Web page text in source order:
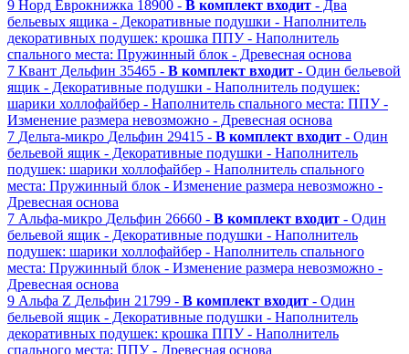
9 Норд Еврокнижка 18900 - В комплект входит - Два
бельевых ящика - Декоративные подушки - Наполнитель
декоративных подушек: крошка ППУ - Наполнитель
спального места: Пружинный блок - Древесная основа
7 Квант Дельфин 35465 - В комплект входит - Один бельевой
ящик - Декоративные подушки - Наполнитель подушек:
шарики холлофайбер - Наполнитель спального места: ППУ -
Изменение размера невозможно - Древесная основа
7 Дельта-микро Дельфин 29415 - В комплект входит - Один
бельевой ящик - Декоративные подушки - Наполнитель
подушек: шарики холлофайбер - Наполнитель спального
места: Пружинный блок - Изменение размера невозможно -
Древесная основа
7 Альфа-микро Дельфин 26660 - В комплект входит - Один
бельевой ящик - Декоративные подушки - Наполнитель
подушек: шарики холлофайбер - Наполнитель спального
места: Пружинный блок - Изменение размера невозможно -
Древесная основа
9 Альфа Z Дельфин 21799 - В комплект входит - Один
бельевой ящик - Декоративные подушки - Наполнитель
декоративных подушек: крошка ППУ - Наполнитель
спального места: ППУ - Древесная основа